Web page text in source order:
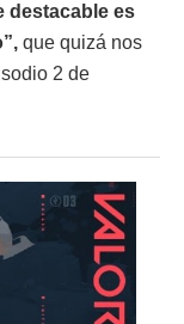
destacable es
que quizá nos
2 de